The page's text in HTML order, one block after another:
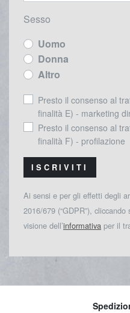
Sesso
Uomo
Donna
Altro
Presto il consenso al
finalità E) - marketing
Presto il consenso al
finalità F) - profilazione
ISCRIVITI
Ai sensi e per gli effetti degli
2016/679 (“GDPR”),
visione dell’informativa per il